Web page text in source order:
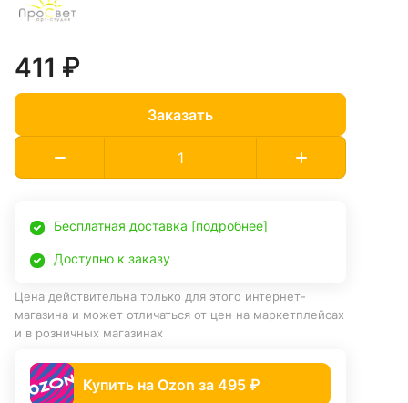
411 ₽
Заказать
Бесплатная доставка [подробнее]
Доступно к заказу
Цена действительна только для этого интернет-
магазина и может отличаться от цен на маркетплейсах
и в розничных магазинах
Купить на Ozon за 495 ₽